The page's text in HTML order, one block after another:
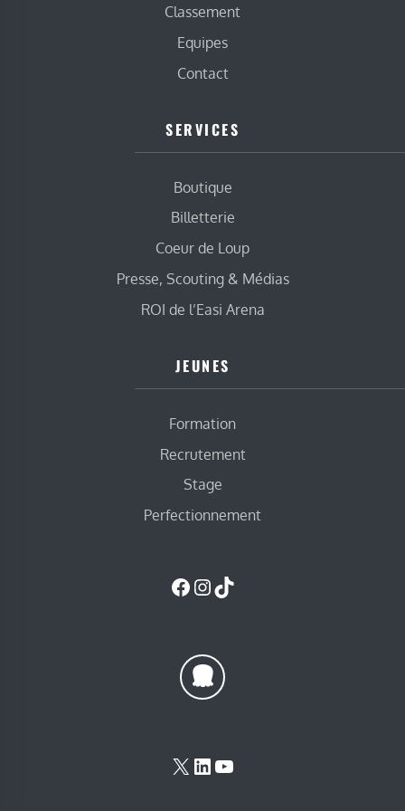
Classement
Equipes
Contact
SERVICES
Boutique
Billetterie
Coeur de Loup
Presse, Scouting & Médias
ROI de l’Easi Arena
JEUNES
Formation
Recrutement
Stage
Perfectionnement
Facebook
Instagram
TikTok
X LinkedIn
YouTube